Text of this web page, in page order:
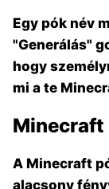
Egy pók név
"Generálás"
hogy
mi a te
Minecraft
A Minecraft
alacsony